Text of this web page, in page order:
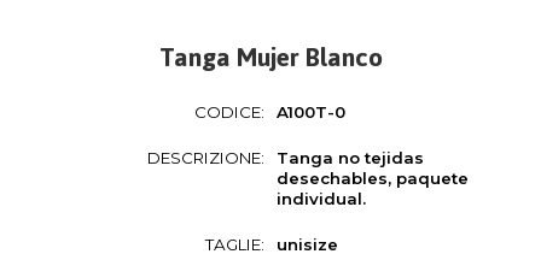
Tanga Mujer Blanco
CODICE: A100T-0
DESCRIZIONE:
Tanga no tejidas
desechables, paquete
individual.
TAGLIE: unisize